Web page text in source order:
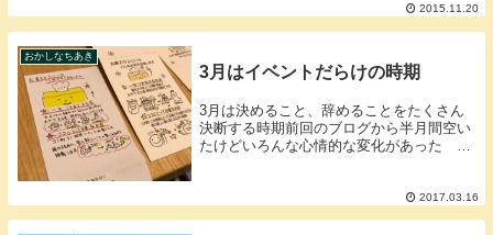
はこんな感じ↓飾りはサイズによって、都
2015.11.20
おかしなちあき
3月はイベントだらけの時期
3月は決めること、辞めることをたくさん
決断する時期前回のブログから半月間空い
たけどいろんな心情的な変化があった お
月はイベントだらけ３月は年間通しても最
2017.03.16